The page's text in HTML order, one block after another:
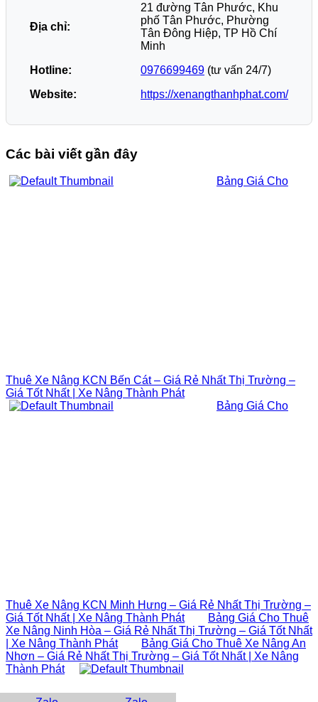
Địa chỉ:
21 đường Tân Phước, Khu
phố Tân Phước, Phường
Tân Đông Hiệp, TP Hồ Chí
Minh
Hotline:
0976699469 (tư vấn 24/7)
Website:
https://xenangthanhphat.com/
Các bài viết gần đây
Bảng Giá Cho
Thuê Xe Nâng KCN Bến Cát – Giá Rẻ Nhất Thị Trường –
Giá Tốt Nhất | Xe Nâng Thành Phát
Bảng Giá Cho
Thuê Xe Nâng KCN Minh Hưng – Giá Rẻ Nhất Thị Trường –
Giá Tốt Nhất | Xe Nâng Thành Phát
Bảng Giá Cho Thuê
Xe Nâng Ninh Hòa – Giá Rẻ Nhất Thị Trường – Giá Tốt Nhất
| Xe Nâng Thành Phát
Bảng Giá Cho Thuê Xe Nâng An
Nhơn – Giá Rẻ Nhất Thị Trường – Giá Tốt Nhất | Xe Nâng
Thành Phát